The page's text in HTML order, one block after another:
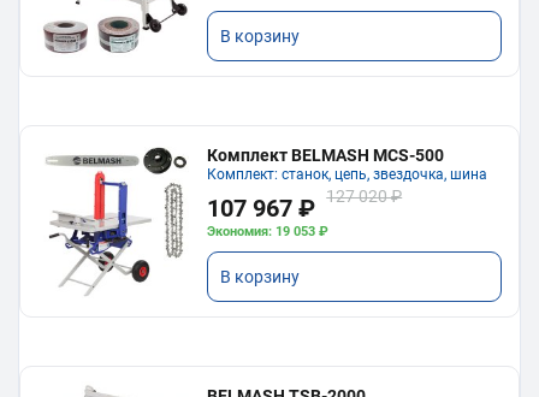
В корзину
Комплект BELMASH MCS-500
Комплект: станок, цепь, звездочка, шина
107 967 ₽ 127 020 ₽
Экономия: 19 053 ₽
В корзину